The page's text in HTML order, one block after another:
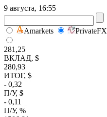
9 августа, 16:55
Amarkets PrivateFX
281,25
ВКЛАД, $
280,93
ИТОГ, $
- 0,32
П/У, $
- 0,11
П/У, %